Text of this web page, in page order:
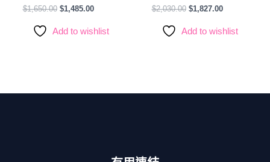
$1,650.00 $1,485.00
Add to wishlist
$2,030.00 $1,827.00
Add to wishlist